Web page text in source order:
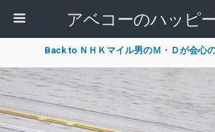
アベコーのハッピ
Back to ＮＨＫマイル男のＭ・Ｄが会心